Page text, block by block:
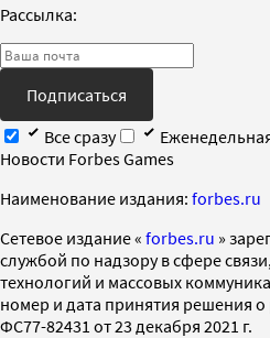
Рассылка:
Подписаться
Все сразу
Новости Forbes Games
Наименование издания: forbes.ru
Cетевое издание « forbes.ru »
службой по надзору в сфере
технологий и массовых
номер и дата принятия решения
ФС77-82431 от 23 декабря 2021 г.